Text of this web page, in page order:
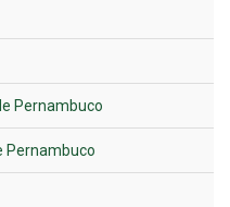
Pernambuco
Pernambuco